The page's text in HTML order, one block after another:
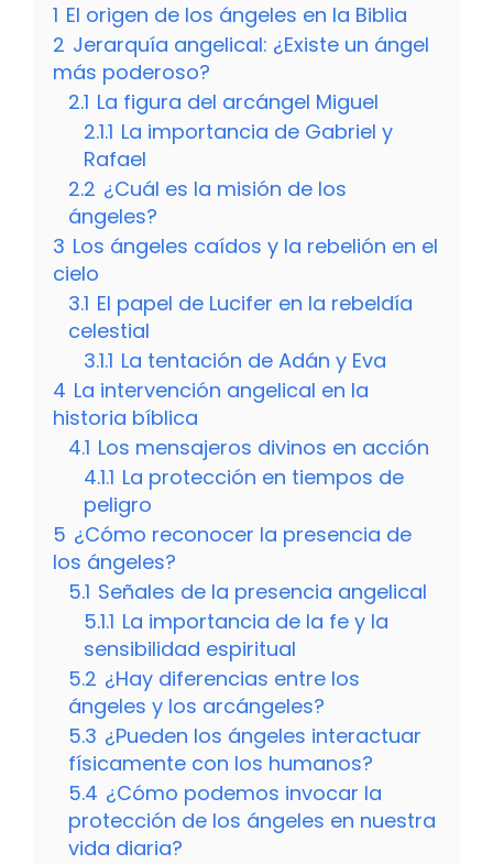
1 El origen de los ángeles en la Biblia
2 Jerarquía angelical: ¿Existe un ángel
más poderoso?
2.1 La figura del arcángel Miguel
2.1.1 La importancia de Gabriel y
Rafael
2.2 ¿Cuál es la misión de los
ángeles?
3 Los ángeles caídos y la rebelión en el
cielo
3.1 El papel de Lucifer en la rebeldía
celestial
3.1.1 La tentación de Adán y Eva
4 La intervención angelical en la
historia bíblica
4.1 Los mensajeros divinos en acción
4.1.1 La protección en tiempos de
peligro
5 ¿Cómo reconocer la presencia de
los ángeles?
5.1 Señales de la presencia angelical
5.1.1 La importancia de la fe y la
sensibilidad espiritual
5.2 ¿Hay diferencias entre los
ángeles y los arcángeles?
5.3 ¿Pueden los ángeles interactuar
físicamente con los humanos?
5.4 ¿Cómo podemos invocar la
protección de los ángeles en nuestra
vida diaria?